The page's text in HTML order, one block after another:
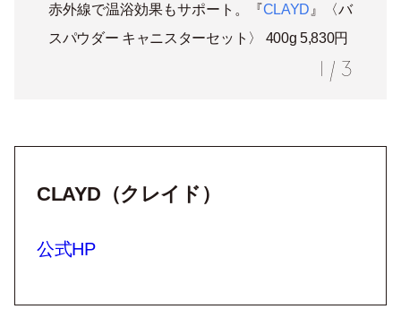
赤外線で温浴効果もサポート。『CLAYD 』〈バ
スパウダー キャニスターセット〉 400g 5,830円
1 / 3
CLAYD（クレイド）
公式HP